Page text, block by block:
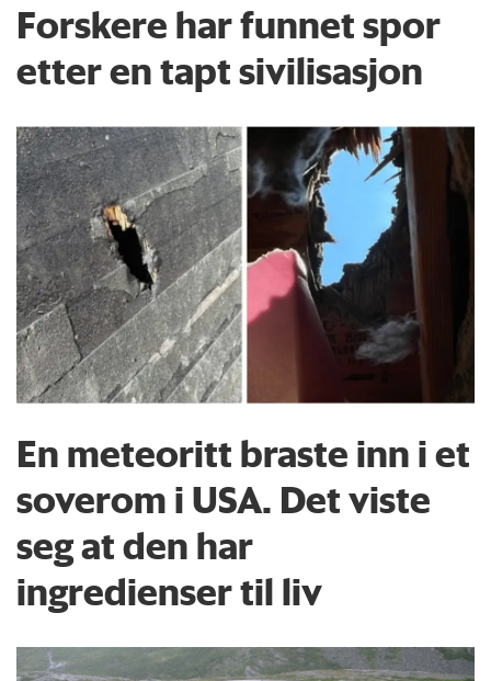
Forskere har funnet spor
etter en tapt sivilisasjon
En meteoritt braste inn i et
soverom i USA. Det viste
seg at den har
ingredienser til liv